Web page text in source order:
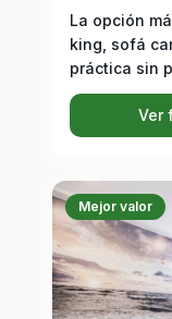
La opción
king, sofá
práctica sin
Ver
Mejor valor